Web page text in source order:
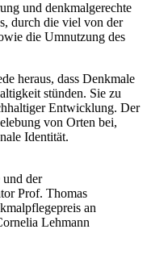
und denkmalgerechte
durch die viel von der
die Umnutzung des
heraus, dass Denkmale
stünden. Sie zu
Entwicklung. Der
von Orten bei,
Identität.
der
Prof. Thomas
an
Lehmann